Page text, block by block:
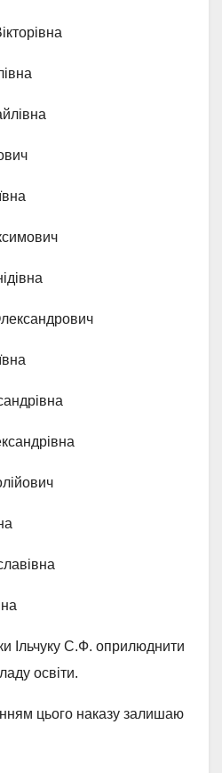
Ільчуку С.Ф. оприлюднити
освіти.
цього наказу залишаю